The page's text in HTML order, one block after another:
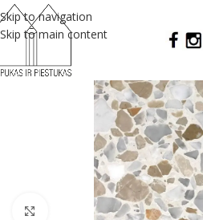
Skip to navigation
Skip to main content
Click to enlarge